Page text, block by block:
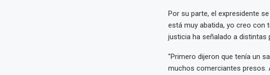
Por su parte, el expresidente
está muy abatida, yo creo con
justicia ha señalado a
"Primero dijeron que tenía un
muchos comerciantes presos.